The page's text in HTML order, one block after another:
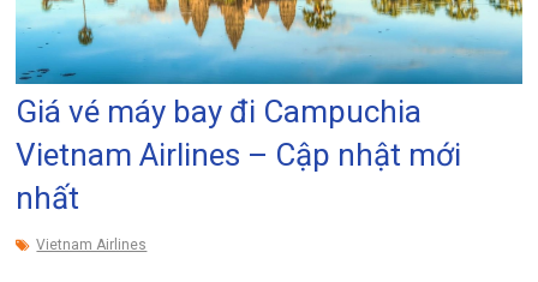
Giá vé máy bay đi Campuchia
Vietnam Airlines – Cập nhật mới
nhất
Vietnam Airlines